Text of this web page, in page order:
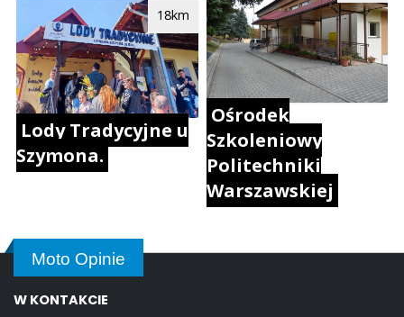
Lody Tradycyjne u
Szymona.
18km
Ośrodek
Szkoleniowy
Politechniki
Warszawskiej
Moto Opinie
W KONTAKCIE